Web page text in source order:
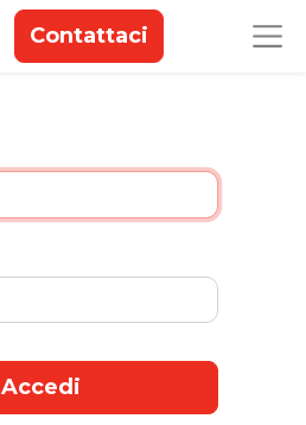
Contattaci
Accedi